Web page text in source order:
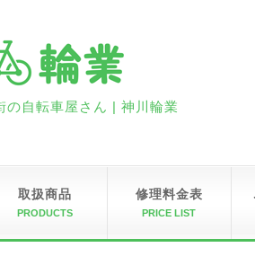
の自転車屋さん | 神川輪業
取扱商品
PRODUCTS
修理料金表
PRICE LIST